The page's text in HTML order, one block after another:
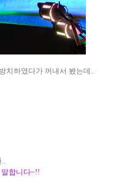
치하였다가 꺼내서 봤는데..
합니다~!!